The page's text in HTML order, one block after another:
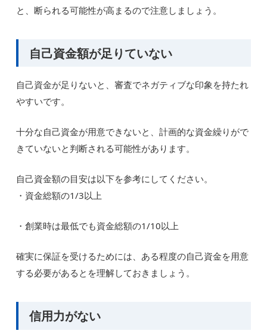
と、断られる可能性が高まるので注意しましょう。
自己資金額が足りていない
自己資金が足りないと、審査でネガティブな印象を持たれ
やすいです。
十分な自己資金が用意できないと、計画的な資金繰りがで
きていないと判断される可能性があります。
自己資金額の目安は以下を参考にしてください。
・資金総額の1/3以上
・創業時は最低でも資金総額の1/10以上
確実に保証を受けるためには、ある程度の自己資金を用意
する必要があるとを理解しておきましょう。
信用力がない